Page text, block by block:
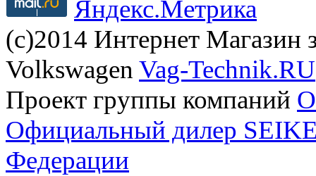
(с)2014 Интернет Магазин
Volkswagen Vag-Technik.RU
Проект группы компаний
Официальный дилер
Федерации